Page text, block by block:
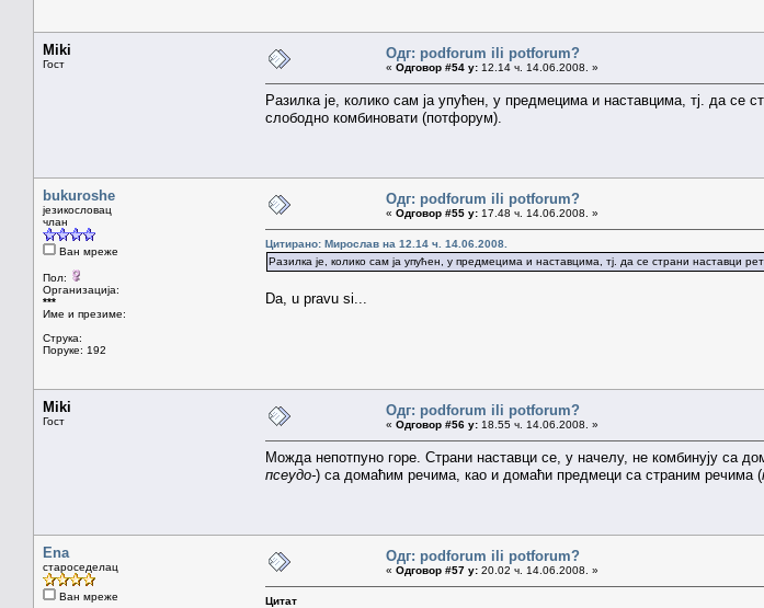
Miki
Гост
Одг: podforum ili potforum?
« Одговор #54 у: 12.14 ч. 14.06.2008. »
Разилка је, колико сам ја упућен, у предмецима и наставцима, тј. да се
слободно комбиновати (потфорум).
bukuroshe
језикословац
члан
Ван мреже
Пол:
Организација:
***
Име и презиме:
Струка:
Поруке: 192
Одг: podforum ili potforum?
« Одговор #55 у: 17.48 ч. 14.06.2008. »
Цитирано: Мирослав на 12.14 ч. 14.06.2008.
Разилка је, колико сам ја упућен, у предмецима и наставцима, тј. да се страни наставци
Da, u pravu si...
Miki
Гост
Одг: podforum ili potforum?
« Одговор #56 у: 18.55 ч. 14.06.2008. »
Можда непотпуно горе. Страни наставци се, у начелу, не комбинују са
псеудо-) са домаћим речима, као и домаћи предмеци са страним речима (
Ena
староседелац
Ван мреже
Одг: podforum ili potforum?
« Одговор #57 у: 20.02 ч. 14.06.2008. »
Цитат